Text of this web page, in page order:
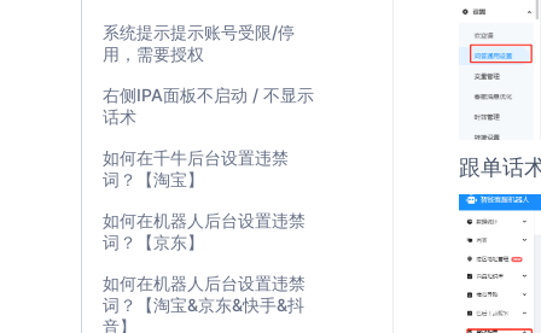
系统提示提示账号受限/停
用，需要授权
右侧IPA面板不启动 / 不显示
话术
如何在千牛后台设置违禁
词？【淘宝】
如何在机器人后台设置违禁
词？【京东】
如何在机器人后台设置违禁
词？【淘宝&京东&快手&抖
音】
跟单话